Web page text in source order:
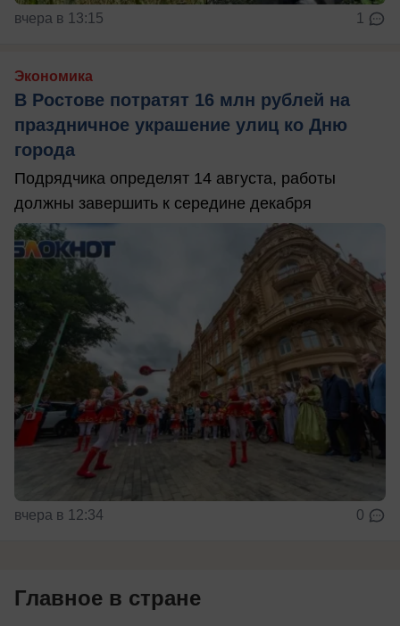
вчера в 13:15 1
Экономика
В Ростове потратят 16 млн рублей на
праздничное украшение улиц ко Дню
города
Подрядчика определят 14 августа, работы
должны завершить к середине декабря
вчера в 12:34 0
Главное в стране